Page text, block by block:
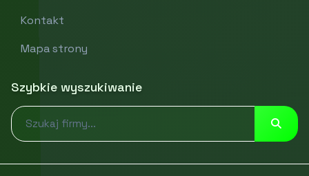
Kontakt
Mapa strony
Szybkie wyszukiwanie